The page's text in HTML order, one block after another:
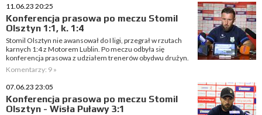
11.06.23 20:25
Konferencja prasowa po meczu Stomil
Olsztyn 1:1, k. 1:4
Stomil Olsztyn nie awansował do I ligi, przegrał w rzutach
karnych 1:4 z Motorem Lublin. Po meczu odbyła się
konferencja prasowa z udziałem trenerów obydwu drużyn.
Komentarzy: 9 »
07.06.23 23:05
Konferencja prasowa po meczu Stomil
Olsztyn - Wisła Puławy 3:1